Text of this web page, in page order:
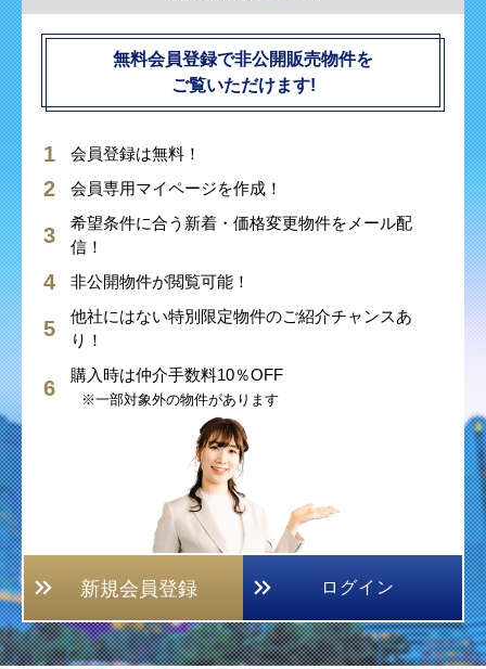
無料会員登録で非公開販売物件を
ご覧いただけます!
会員登録は無料！
会員専用マイページを作成！
希望条件に合う新着・価格変更物件をメール配
信！
非公開物件が閲覧可能！
他社にはない特別限定物件のご紹介チャンスあ
り！
購入時は仲介手数料10％OFF
※一部対象外の物件があります
新規会員登録 ログイン